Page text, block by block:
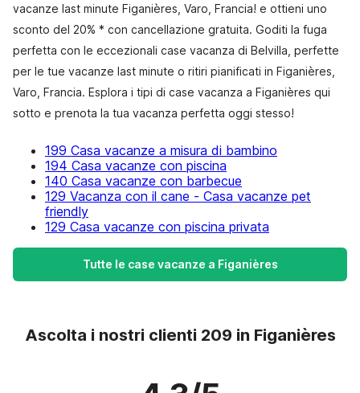
vacanze last minute Figanières, Varo, Francia! e ottieni uno
sconto del 20% * con cancellazione gratuita. Goditi la fuga
perfetta con le eccezionali case vacanza di Belvilla, perfette
per le tue vacanze last minute o ritiri pianificati in Figanières,
Varo, Francia. Esplora i tipi di case vacanza a Figanières qui
sotto e prenota la tua vacanza perfetta oggi stesso!
199 Casa vacanze a misura di bambino
194 Casa vacanze con piscina
140 Casa vacanze con barbecue
129 Vacanza con il cane - Casa vacanze pet
friendly
129 Casa vacanze con piscina privata
Tutte le case vacanze a Figanières
Ascolta i nostri clienti 209 in Figanières